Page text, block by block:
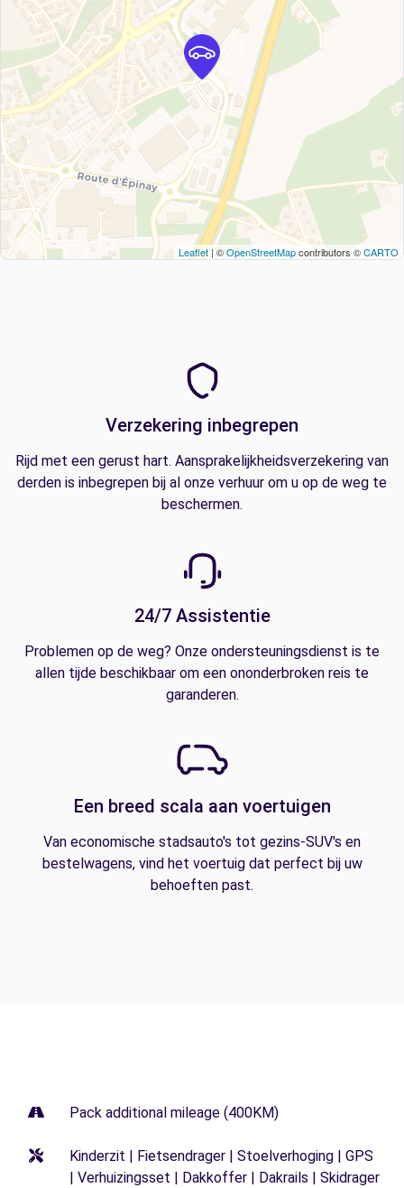
Leaflet | ©OpenStreetMapcontributors ©CARTO
Verzekering inbegrepen
Rijd met een gerust hart. Aansprakelijkheidsverzekering van
derden is inbegrepen bij al onze verhuur om u op de weg te
beschermen.
24/7 Assistentie
Problemen op de weg? Onze ondersteuningsdienst is te
allen tijde beschikbaar om een ononderbroken reis te
garanderen.
Een breed scala aan voertuigen
Van economische stadsauto's tot gezins-SUV's en
bestelwagens, vind het voertuig dat perfect bij uw
behoeften past.
Pack additional mileage (400KM)
Kinderzit | Fietsendrager | Stoelverhoging | GPS
| Verhuizingsset | Dakkoffer | Dakrails | Skidrager